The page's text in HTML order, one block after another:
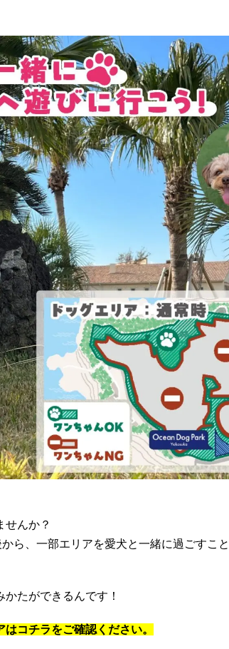
せんか？
ら、一部エリアを愛犬と一緒に過ごすこ
たができるんです！
コチラをご確認ください。